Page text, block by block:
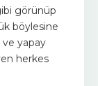
görünüp
böylesine
ve yapay
herkes